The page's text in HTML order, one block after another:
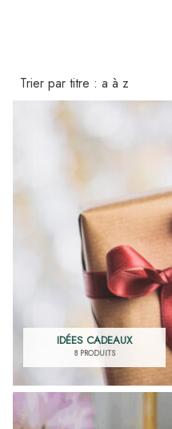
IDÉES CADEAUX
8 PRODUITS